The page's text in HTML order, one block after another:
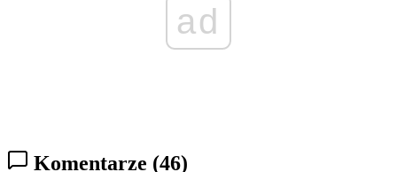
ad
Komentarze (46)